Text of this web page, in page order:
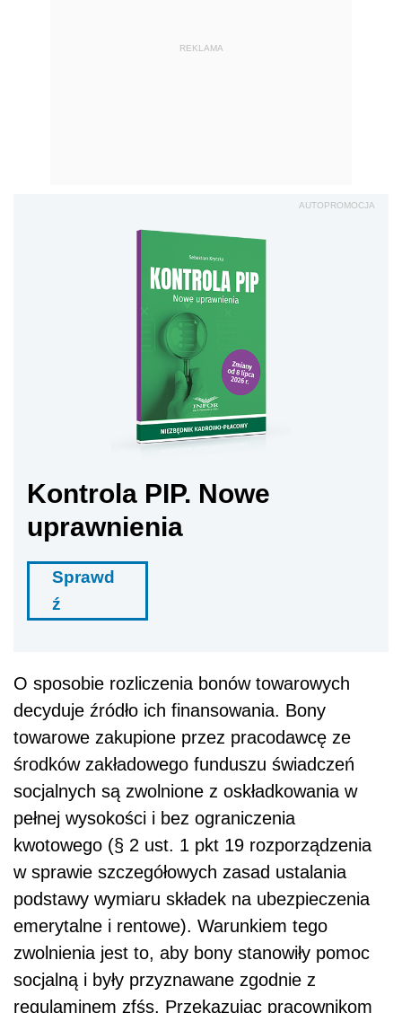
REKLAMA
AUTOPROMOCJA
Kontrola PIP. Nowe
uprawnienia
Sprawd
ź
O sposobie rozliczenia bonów towarowych
decyduje źródło ich finansowania. Bony
towarowe zakupione przez pracodawcę ze
środków zakładowego funduszu świadczeń
socjalnych są zwolnione z oskładkowania w
pełnej wysokości i bez ograniczenia
kwotowego (§ 2 ust. 1 pkt 19 rozporządzenia
w sprawie szczegółowych zasad ustalania
podstawy wymiaru składek na ubezpieczenia
emerytalne i rentowe). Warunkiem tego
zwolnienia jest to, aby bony stanowiły pomoc
socjalną i były przyznawane zgodnie z
regulaminem zfśs. Przekazując pracownikom